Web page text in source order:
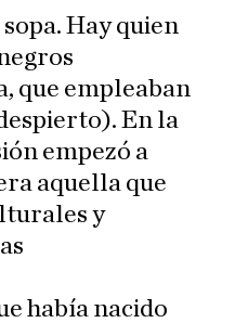
Hay quien
que empleaban
En la
empezó a
aquella que
y
había nacido